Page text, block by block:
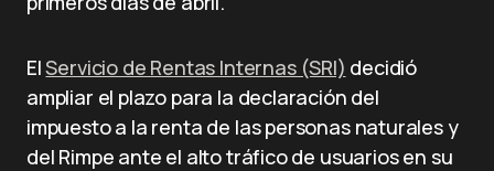
ElServicio de Rentas Internas (SRI) decidió
ampliar el plazo para la declaración del
impuesto a la renta de las personas naturales y
del Rimpe ante el alto tráfico de usuarios en su